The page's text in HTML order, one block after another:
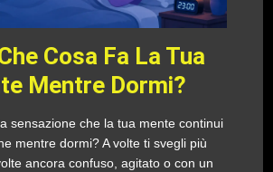
Cosa Fa La Tua
Mentre Dormi?
sensazione che la tua mente continui
mentre dormi? A volte ti svegli più
ancora confuso, agitato o con un